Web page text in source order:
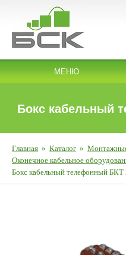
МЕНЮ
Бокс кабельный
Главная » Каталог »
Оконечное кабельное
Бокс кабельный телефонный БКТ